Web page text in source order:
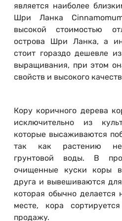
является наиболее
Шри Ланка
высокой стоимостью
острова Шри Ланка, а
стоит гораздо дешевле
выращивания, при этом
свойств и высокого
Кору коричного дерева
исключительно из
которые высаживаются
так как растению
грунтовой воды. В
очищенные куски коры
друга и вывешиваются
которая обычно делается
месте, кора
продажу.